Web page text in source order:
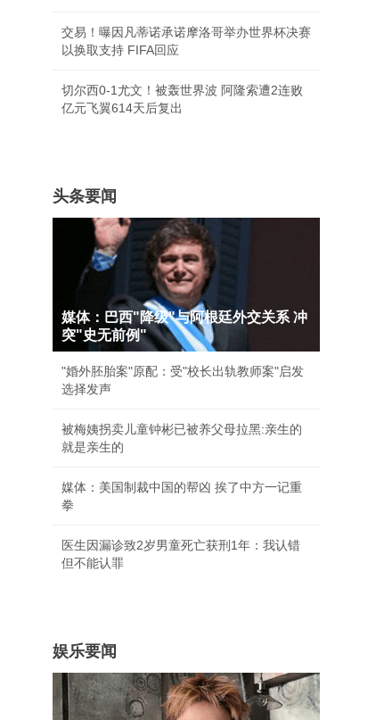
交易！曝因凡蒂诺承诺摩洛哥举办世界杯决赛
以换取支持 FIFA回应
切尔西0-1尤文！被轰世界波 阿隆索遭2连败
亿元飞翼614天后复出
头条要闻
媒体：巴西"降级"与阿根廷外交关系 冲
突"史无前例"
"婚外胚胎案"原配：受"校长出轨教师案"启发
选择发声
被梅姨拐卖儿童钟彬已被养父母拉黑:亲生的
就是亲生的
媒体：美国制裁中国的帮凶 挨了中方一记重
拳
医生因漏诊致2岁男童死亡获刑1年：我认错
但不能认罪
娱乐要闻